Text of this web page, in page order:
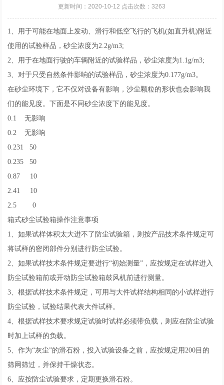
更新时间：2020-10-12 点击次数：3263
1、用于可能在地面上发动、滑行和低空飞行的飞机(如直升机)附近
使用的试验样品，砂尘浓度为2.2g/m3;
2、用于在地面行驶的车辆附近的试验样品，砂尘浓度为1.1g/m3;
3、对于只受自然条件影响的试验样品，砂尘浓度为0.177g/m3。
在砂尘环境下，它不仅对设备有影响，沙尘颗粒的形状也会影响我
们的能见度。下面是不同砂尘浓度下的能见度。
0.1 无影响
0.2 无影响
0.231 50
0.235 50
0.87 10
2.41 10
2.5 0
箱式砂尘试验箱操作注意事项
1、如果试样体积太大进不了防尘试验箱，则按产品技术条件规定可
将试样的密闭部件分别进行防尘试验。
2、如果试样技术条件规定要进行“初始测量”，应按规定在试样进入
防尘试验箱前或开动防尘试验箱鼓风机前进行测量。
3、根据试样技术条件规定，可用与大件试样结构相同的小试样进行
防尘试验，试验结果代表大件试样。
4、根据试样技术要求规定试验时试样必须带负载，则应在防尘试验
时加上试样的负载。
5、作为“灰尘”的滑石粉，投入试验设备之前，应按规定用200目的
筛网筛过，并保持干燥状态。
6、应按防尘试验要求，定期更换滑石粉。